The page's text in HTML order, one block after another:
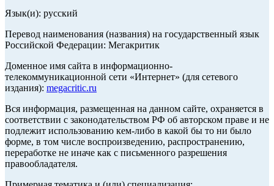
Язык(и): русский
Перевод наименования (названия) на государственный язык
Российской Федерации: Мегакритик
Доменное имя сайта в информационно-
телекоммуникационной сети «Интернет» (для сетевого
издания): megacritic.ru
Вся информация, размещенная на данном сайте, охраняется в
соответствии с законодательством РФ об авторском праве и не
подлежит использованию кем-либо в какой бы то ни было
форме, в том числе воспроизведению, распространению,
переработке не иначе как с письменного разрешения
правообладателя.